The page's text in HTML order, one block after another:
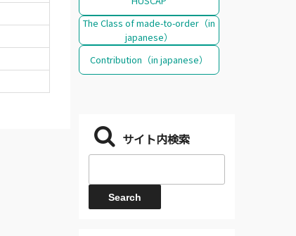
The Class of made-to-order（in
japanese）
Contribution（in japanese）
サイト内検索